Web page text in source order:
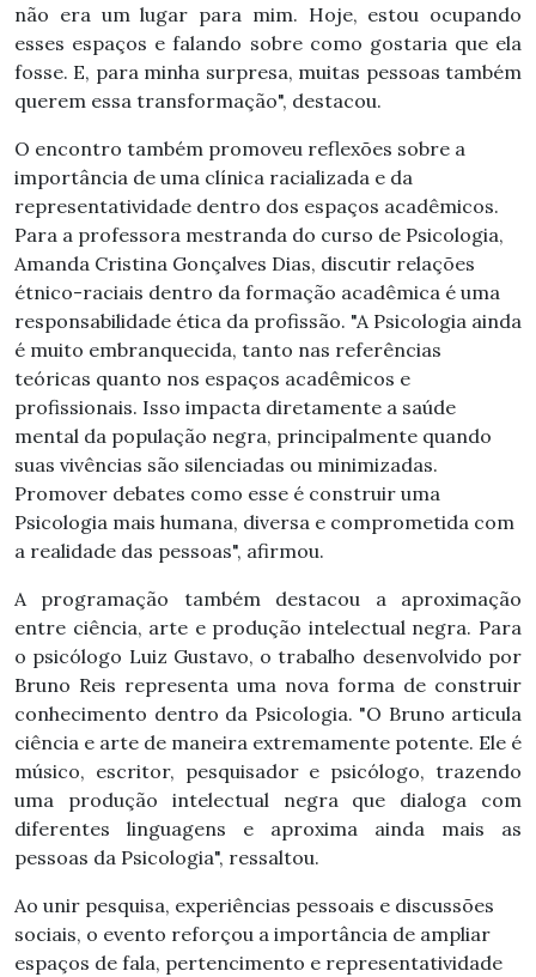
não era um lugar para mim. Hoje, estou ocupando
esses espaços e falando sobre como gostaria que ela
fosse. E, para minha surpresa, muitas pessoas também
querem essa transformação", destacou.
O encontro também promoveu reflexões sobre a
importância de uma clínica racializada e da
representatividade dentro dos espaços acadêmicos.
Para a professora mestranda do curso de Psicologia,
Amanda Cristina Gonçalves Dias, discutir relações
étnico-raciais dentro da formação acadêmica é uma
responsabilidade ética da profissão. "A Psicologia ainda
é muito embranquecida, tanto nas referências
teóricas quanto nos espaços acadêmicos e
profissionais. Isso impacta diretamente a saúde
mental da população negra, principalmente quando
suas vivências são silenciadas ou minimizadas.
Promover debates como esse é construir uma
Psicologia mais humana, diversa e comprometida com
a realidade das pessoas", afirmou.
A programação também destacou a aproximação
entre ciência, arte e produção intelectual negra. Para
o psicólogo Luiz Gustavo, o trabalho desenvolvido por
Bruno Reis representa uma nova forma de construir
conhecimento dentro da Psicologia. "O Bruno articula
ciência e arte de maneira extremamente potente. Ele é
músico, escritor, pesquisador e psicólogo, trazendo
uma produção intelectual negra que dialoga com
diferentes linguagens e aproxima ainda mais as
pessoas da Psicologia", ressaltou.
Ao unir pesquisa, experiências pessoais e discussões
sociais, o evento reforçou a importância de ampliar
espaços de fala, pertencimento e representatividade